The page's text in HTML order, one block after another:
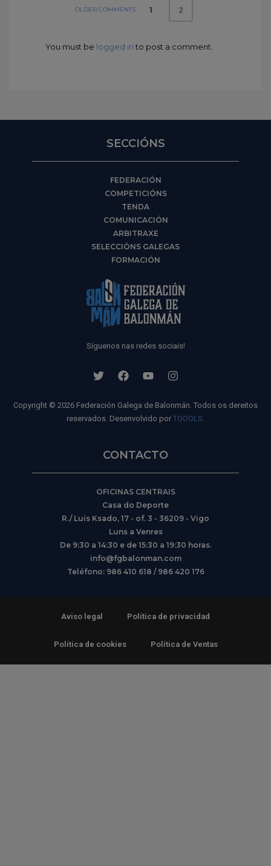
OLDER COMMENTS 1 2
You must be logged in to post a comment.
SECCIÓNS
FEDERACIÓN
COMPETICIÓNS
TENDA
COMUNICACIÓN
ARBITRAXE
SELECCIÓNS GALEGAS
FORMACIÓN
Síguenos nas redes sociais!
Copyright © 2026 Federación Galega de Balonmán. Todos os dereitos
reservados. Desenvolvido por TOOOLS.
CONTACTO
OFICINAS CENTRAIS
Casa do Deporte
R./ Luis Ksado, 17 - of. 3 - 36209 - Vigo
Luns a Venres
De 9:30 a 14:30 e de 15:30 a 19:30 horas.
info@fgbalonman.com
Teléfono: 986 410 618 / 986 420 176
Aviso legal Política de privacidad
Política de cookies Política de Ventas